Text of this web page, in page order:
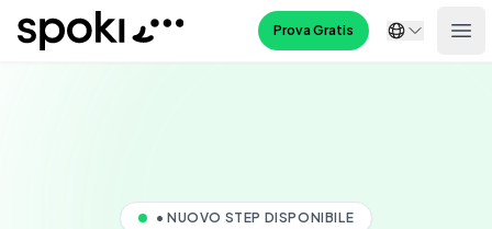
Spoki Prova Gratis
• NUOVO STEP DISPONIBILE